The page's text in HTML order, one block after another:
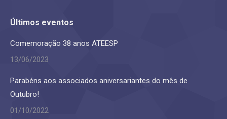
Últimos eventos
Comemoração 38 anos ATEESP
13/06/2023
Parabéns aos associados aniversariantes do mês de
Outubro!
01/10/2022